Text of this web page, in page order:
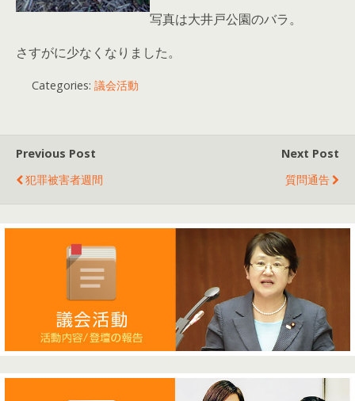
写真は大井戸公園のバラ。
さすがに少なくなりました。
Categories: 議会活動
Previous Post
犯罪被害者週間
Next Post
質問通告